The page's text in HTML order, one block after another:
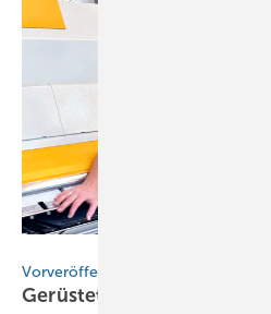
Vorveröffentlichung für Abonnenten
Gerüstet für die